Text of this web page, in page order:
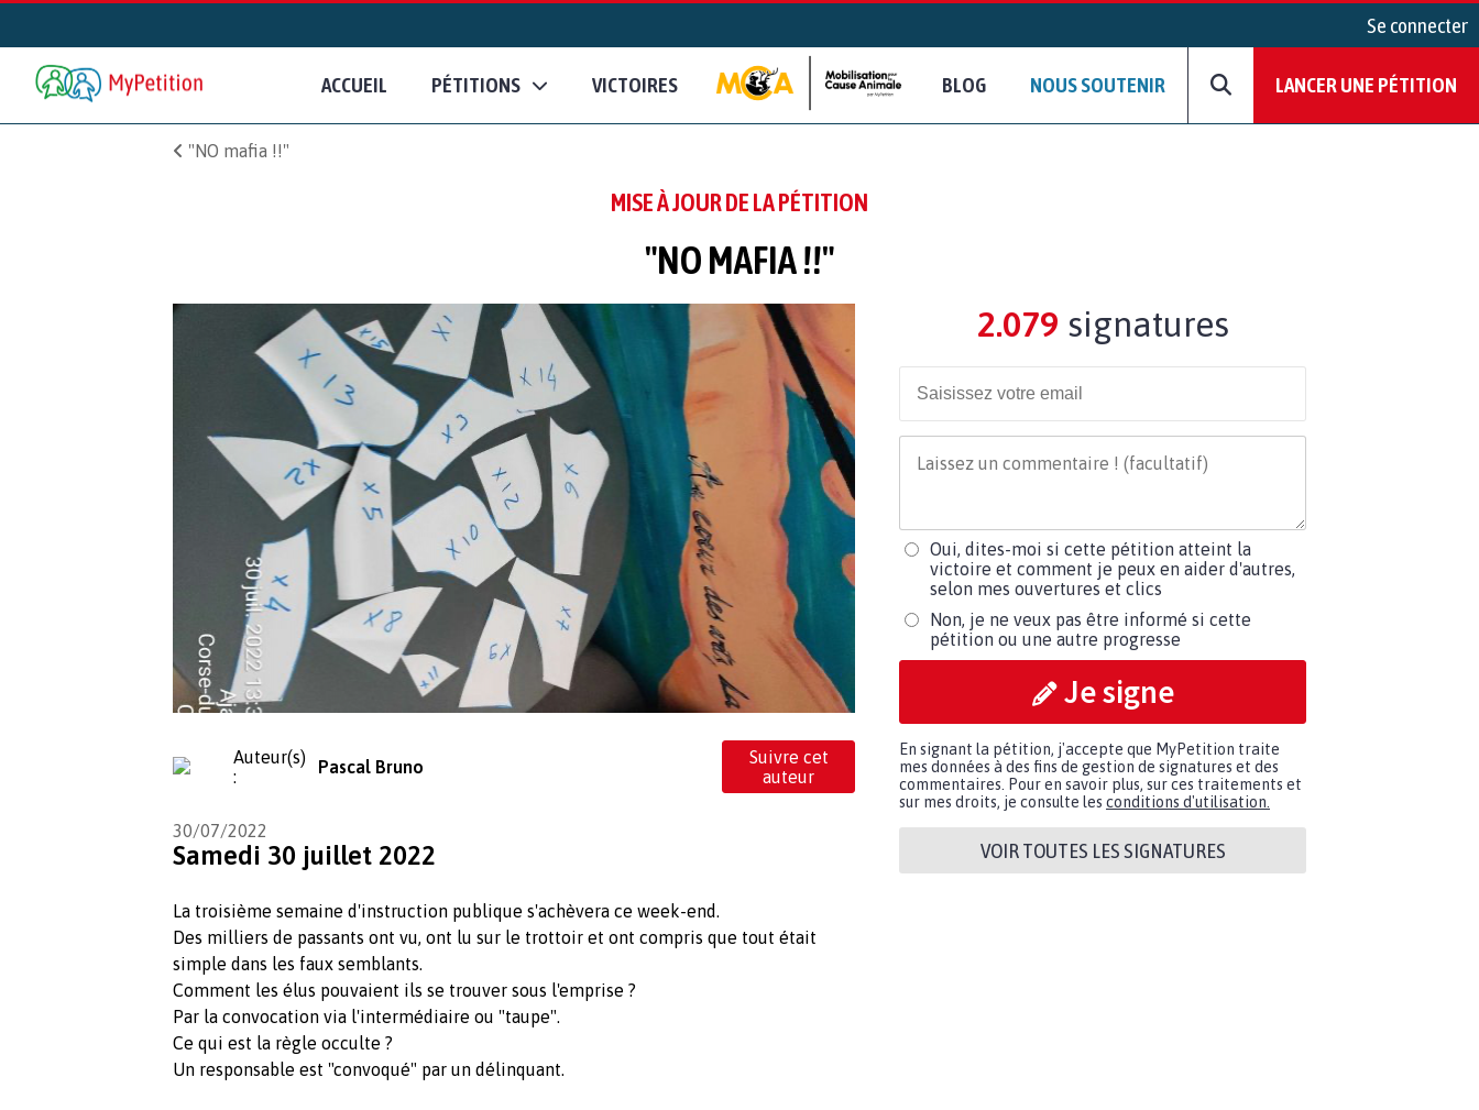
Se connecter
ACCUEIL PÉTITIONS VICTOIRES BLOG NOUS SOUTENIR LANCER UNE PÉTITION
"NO mafia !!"
MISE À JOUR DE LA PÉTITION
"NO MAFIA !!"
Auteur(s)
:
Pascal Bruno
Suivre cet
auteur
30/07/2022
Samedi 30 juillet 2022
La troisième semaine d'instruction publique s'achèvera ce week-end.
Des milliers de passants ont vu, ont lu sur le trottoir et ont compris que tout était
simple dans les faux semblants.
Comment les élus pouvaient ils se trouver sous l'emprise ?
Par la convocation via l'intermédiaire ou "taupe".
Ce qui est la règle occulte ?
Un responsable est "convoqué" par un délinquant.
2.079 signatures
Oui, dites-moi si cette pétition atteint la
victoire et comment je peux en aider d'autres,
selon mes ouvertures et clics
Non, je ne veux pas être informé si cette
pétition ou une autre progresse
Je signe
En signant la pétition, j'accepte que MyPetition traite
mes données à des fins de gestion de signatures et des
commentaires. Pour en savoir plus, sur ces traitements et
sur mes droits, je consulte les conditions d'utilisation.
VOIR TOUTES LES SIGNATURES